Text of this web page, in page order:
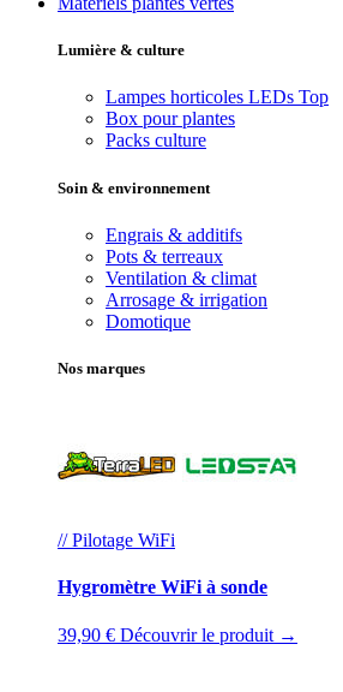
Lumière & culture
Lampes horticoles LEDs Top
Box pour plantes
Packs culture
Soin & environnement
Engrais & additifs
Pots & terreaux
Ventilation & climat
Arrosage & irrigation
Domotique
Nos marques
// Pilotage WiFi
Hygromètre WiFi à sonde
39,90 € Découvrir le produit →